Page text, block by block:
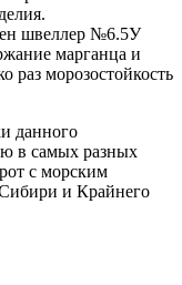
швеллер №6.5У
марганца и
раз морозостойкость
данного
в самых разных
с морским
и Крайнего